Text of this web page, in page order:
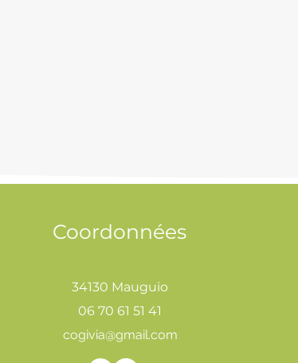
Coordonnées
34130 Mauguio
06 70 61 51 41
cogivia@gmail.com